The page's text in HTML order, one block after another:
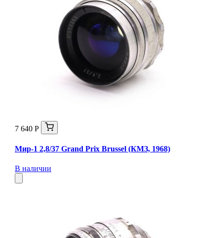
7 640 Р
Мир-1 2,8/37 Grand Prix Brussel (КМЗ, 1968)
В наличии